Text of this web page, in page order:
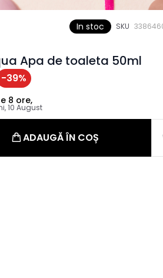
In stoc SKU
Apa de toaleta 50ml
-39%
8 ore,
10 August
ADAUGĂ ÎN COȘ